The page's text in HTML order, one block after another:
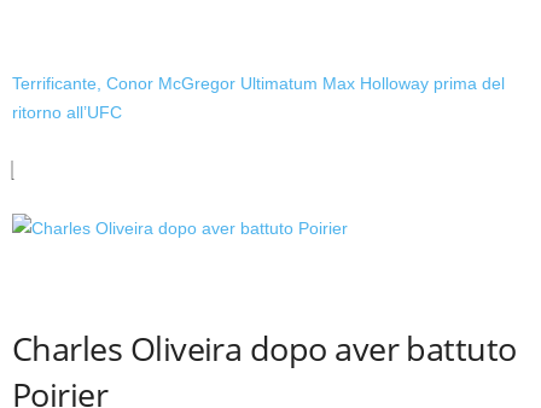
Terrificante, Conor McGregor Ultimatum Max Holloway prima del
ritorno all’UFC
Charles Oliveira dopo aver battuto
Poirier